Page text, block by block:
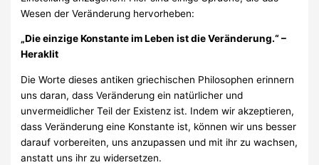
Wesen der Veränderung hervorheben:
„Die einzige Konstante im Leben ist die Veränderung.“ –
Heraklit
Die Worte dieses antiken griechischen Philosophen erinnern
uns daran, dass Veränderung ein natürlicher und
unvermeidlicher Teil der Existenz ist. Indem wir akzeptieren,
dass Veränderung eine Konstante ist, können wir uns besser
darauf vorbereiten, uns anzupassen und mit ihr zu wachsen,
anstatt uns ihr zu widersetzen.